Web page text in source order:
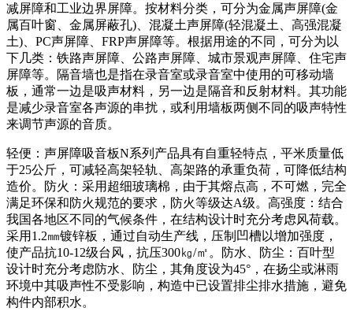
减屏障和工业边界屏障。按材料分类，可分为金属声屏障(金
属百叶窗、金属屏蔽孔)、混凝土声屏障(轻混凝土、高强混凝
土)、PC声屏障、FRP声屏障等。根据用途的不同，可分为以
下几类：铁路声屏障、公路声屏障、城市景观声屏障、住宅声
屏障等。隔音墙也是指在录音室或录音室中使用的可移动墙
板，通常一边是吸声材料，另一边是隔音和反射材料。其功能
是减少录音室各声源的串扰，或利用墙板两侧不同的吸声特性
来调节声源的音质。
轻便：声屏障吸音板N系列产品具有自重轻特点，平米质量低
于25公斤，可减轻高架轻轨、高架路的承重负荷，可降低结构
造价。防火：采用超细玻璃棉，由于其熔点高，不可燃，完全
满足环保和防火规范的要求，防火等级达A级。高强度：结合
我国各地区不同的气候条件，在结构设计时充分考虑风荷载。
采用1.2㎜镀锌板，通过自动生产线，压制凹槽以增加强度，
使产品抗10-12级台风，抗压300㎏/㎡。防水、防尘：百叶型
设计时充分考虑防水、防尘，其角度设为45°，在扬尘或淋雨
环境中其吸声性不受影响，构造中已设置排尘排水措施，避免
构件内部积水。